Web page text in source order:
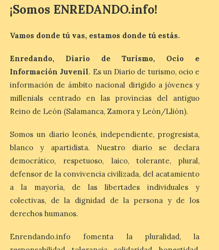
económicos y turísticos de
Madrid
9 Ago 2026
El gasto total aumentó un
1,4 % respecto al año
pasado y un 4,6 % frente a
un periodo estándar. Por
categorías, el alojamiento
turístico concentró la mayor parte del
gasto, con un 25,9 % del total, seguido por
¡Somos ENREDANDO.info!
Vamos donde tú vas, estamos donde tú estás.
Enredando, Diario de Turismo, Ocio e
Información Juvenil. Es un Diario de turismo, ocio e
información de ámbito nacional dirigido a jóvenes y
millenials centrado en las provincias del antiguo
Reino de León (Salamanca, Zamora y León/Llión).
Somos un diario leonés, independiente, progresista,
blanco y apartidista. Nuestro diario se declara
democrático, respetuoso, laico, tolerante, plural,
defensor de la convivencia civilizada, del acatamiento
a la mayoría, de las libertades individuales y
colectivas, de la dignidad de la persona y de los
derechos humanos.
Enrendando.info fomenta la pluralidad, la